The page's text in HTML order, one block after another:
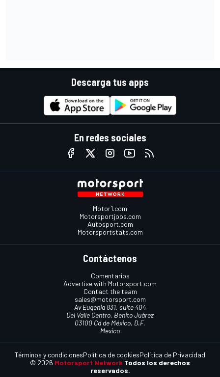
Descarga tus apps
En redes sociales
Motor1.com
Motorsportjobs.com
Autosport.com
Motorsportstats.com
Contáctenos
Comentarios
Advertise with Motorsport.com
Contact the team
sales@motorsport.com
Av Eugenia 831, suite 404
Del Valle Centro, Benito Juárez
03100 Cd de México, D.F.
Mexico
© 2026 Motorsport Network Todos los derechos
reservados.
Términos y condicionesPolítica de cookiesPolítica de Privacidad